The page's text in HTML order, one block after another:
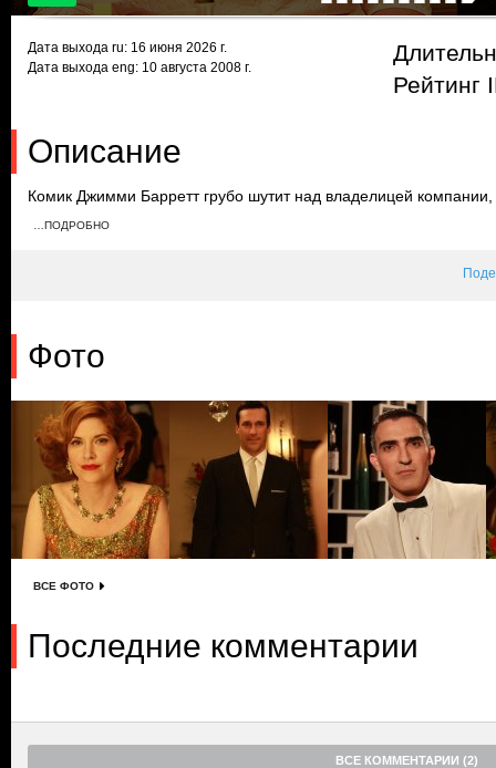
Дата выхода ru: 16 июня 2026 г.
Дата выхода eng: 10 августа 2008 г.
Рейтинг
Описание
Комик Джимми Барретт грубо шутит над владелицей компании,
чтобы заставить его извиниться. Тем временем на занятиях
…ПОДРОБНО
Фото
ВСЕ ФОТО
Последние комментарии
ВСЕ КОММЕНТАРИИ (2)